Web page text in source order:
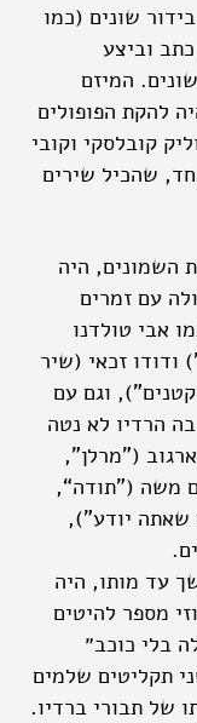
שונים (כמו
תיאודורקיס, בשנת 1974), כתב וביצע
המיזם
להקת הפופולים
קובלסקי וקובי
שהכיל שירים
השמונים, היה
עם זמרים
אבי טולדנו
זכאי (שיר
וגם עם
הרדיו לא נטה
("מרלן",
משה (”תודה“,
שאתה יודע"),
עד מותו, היה
מספר להיטים
בלי כוכב״
תקליטים שלמים